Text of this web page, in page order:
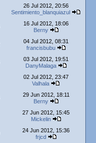
26 Jul 2012, 20:56
Sentimiento_blanquiazul
16 Jul 2012, 18:06
Berny
04 Jul 2012, 08:31
francisbubu
03 Jul 2012, 19:51
DanyMalaga
02 Jul 2012, 23:47
Valhala
29 Jun 2012, 18:11
Berny
27 Jun 2012, 15:45
Mickelin
24 Jun 2012, 15:36
frjcd